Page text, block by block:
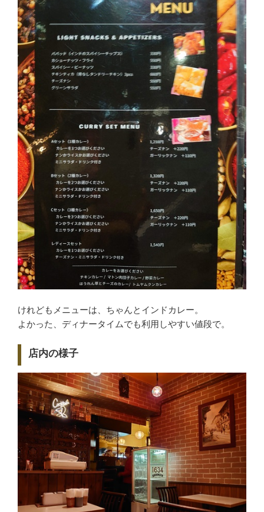
けれどもメニューは、ちゃんとインドカレー。
よかった、ディナータイムでも利用しやすい値段で。
店内の様子